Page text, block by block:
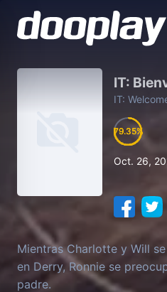
IT:
IT:
79.35
79.35
79.35
79.35
Oct. 26,
Mientras Charlotte y Will
en Derry, Ronnie se
padre.